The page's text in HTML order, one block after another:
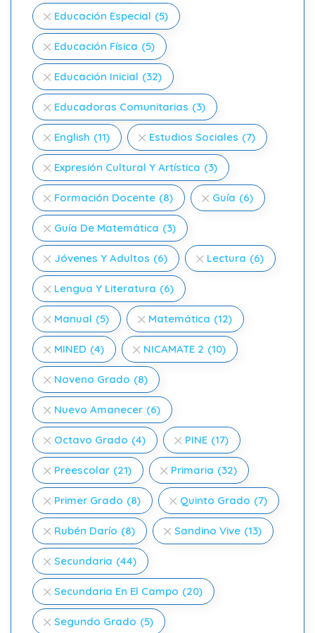
Educación Especial (5)
Educación Física (5)
Educación Inicial (32)
Educadoras Comunitarias (3)
English (11) Estudios Sociales (7)
Expresión Cultural Y Artística (3)
Formación Docente (8) Guía (6)
Guía De Matemática (3)
Jóvenes Y Adultos (6) Lectura (6)
Lengua Y Literatura (6)
Manual (5) Matemática (12)
MINED (4) NICAMATE 2 (10)
Noveno Grado (8)
Nuevo Amanecer (6)
Octavo Grado (4) PINE (17)
Preescolar (21) Primaria (32)
Primer Grado (8) Quinto Grado (7)
Rubén Darío (8) Sandino Vive (13)
Secundaria (44)
Secundaria En El Campo (20)
Segundo Grado (5)